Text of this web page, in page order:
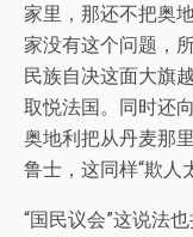
家里，那还不把奥
家没有这个问题，
民族自决这面大旗
取悦法国。同时还
奥地利把从丹麦那
鲁士，这同样“欺人
“国民议会”这说法